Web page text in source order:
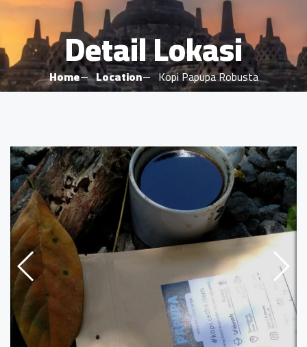
Detail Lokasi
Home Location Kopi Papupa Robusta